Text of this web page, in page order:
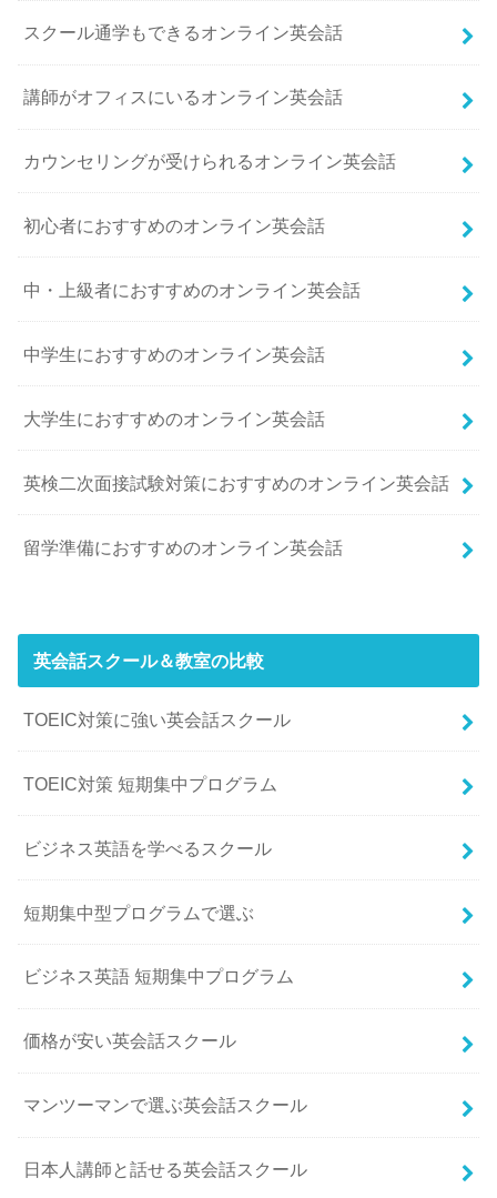
スクール通学もできるオンライン英会話
講師がオフィスにいるオンライン英会話
カウンセリングが受けられるオンライン英会話
初心者におすすめのオンライン英会話
中・上級者におすすめのオンライン英会話
中学生におすすめのオンライン英会話
大学生におすすめのオンライン英会話
英検二次面接試験対策におすすめのオンライン英会話
留学準備におすすめのオンライン英会話
英会話スクール＆教室の比較
TOEIC対策に強い英会話スクール
TOEIC対策 短期集中プログラム
ビジネス英語を学べるスクール
短期集中型プログラムで選ぶ
ビジネス英語 短期集中プログラム
価格が安い英会話スクール
マンツーマンで選ぶ英会話スクール
日本人講師と話せる英会話スクール